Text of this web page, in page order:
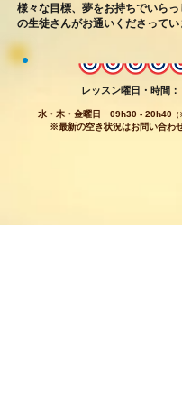
様々な目標、夢をお持ちでいらっ
の生徒さんがお通いくださってい
レッスン曜日・時間：
水・木・金曜日 09h30 - 20h40
※最新の空き状況はお問い合わ